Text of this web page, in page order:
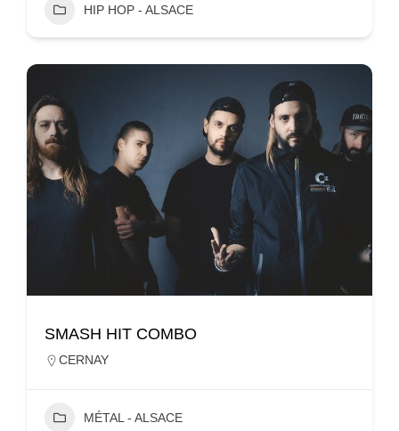
HIP HOP - ALSACE
SMASH HIT COMBO
CERNAY
MÉTAL - ALSACE